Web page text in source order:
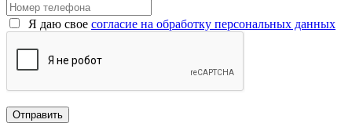
Я даю свое согласие на обработку персональных данных